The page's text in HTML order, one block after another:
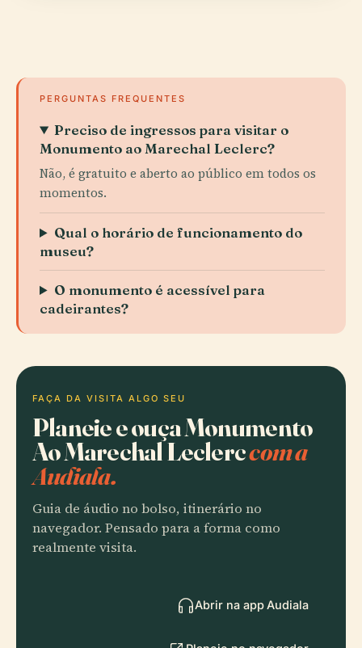
PERGUNTAS FREQUENTES
Preciso de ingressos para visitar o
Monumento ao Marechal Leclerc?
Não, é gratuito e aberto ao público em todos os
momentos.
Qual o horário de funcionamento do
museu?
O monumento é acessível para
cadeirantes?
FAÇA DA VISITA ALGO SEU
Planeie e ouça Monumento
Ao Marechal Leclerccom a
Audiala.
Guia de áudio no bolso, itinerário no
navegador. Pensado para a forma como
realmente visita.
Abrir na app Audiala